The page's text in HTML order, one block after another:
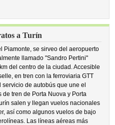
a Turín
Piamonte, se sirveo del aeropuerto
llamado "Sandro Pertini"
del centro de la ciudad. Accesible
en tren con la ferroviaria GTT
de autobús que une el
tren de Porta Nuova y Porta
salen y llegan vuelos nacionales
así como algunos vuelos de bajo
Las líneas aéreas más